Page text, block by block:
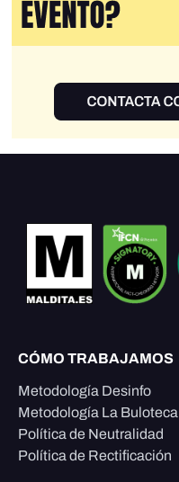
CÓMO TRABAJAMOS
Metodología Desinfo
Metodología La Buloteca
Política de Neutralidad
Política de Rectificación